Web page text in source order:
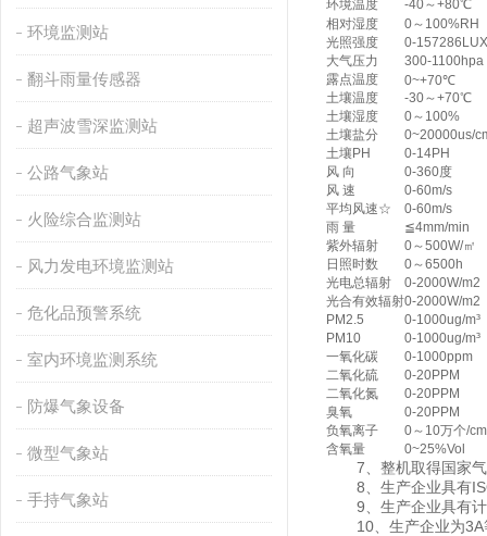
环境监测站
翻斗雨量传感器
超声波雪深监测站
公路气象站
火险综合监测站
风力发电环境监测站
危化品预警系统
室内环境监测系统
防爆气象设备
微型气象站
手持气象站
环境温度
-40～+80℃
相对湿度
0～100%RH
光照强度
0-157286LUX
大气压力
300-1100hpa
露点温度
0~+70℃
土壤温度
-30～+70℃
土壤湿度
0～100%
土壤盐分
0~20000us/
土壤PH
0-14PH
风 向
0-360度
风 速
0-60m/s
平均风速☆
0-60m/s
雨 量
≦4mm/min
紫外辐射
0～500W/㎡
日照时数
0～6500h
光电总辐射
0-2000W/m2
光合有效辐射0-2000W/m2
PM2.5
0-1000ug/m³
PM10
0-1000ug/m³
一氧化碳
0-1000ppm
二氧化硫
0-20PPM
二氧化氮
0-20PPM
臭氧
0-20PPM
负氧离子
0～10万个/
含氧量
0~25%Vol
7、整机取得国家气
8、生产企业具有
9、生产企业具有计
10、生产企业为3A